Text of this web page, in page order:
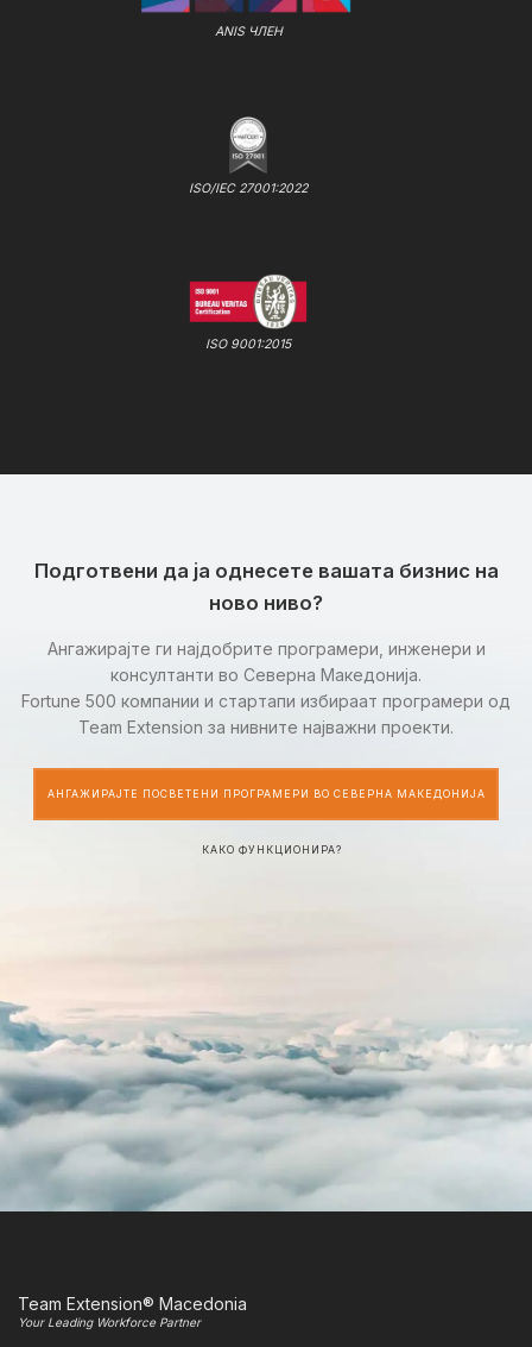
ANIS ЧЛЕН
ISO/IEC 27001:2022
ISO 9001:2015
Подготвени да ја однесете вашата бизнис на
ново ниво?
Ангажирајте ги најдобрите програмери, инженери и
консултанти во Северна Македонија.
Fortune 500 компании и стартапи избираат програмери од
Team Extension за нивните најважни проекти.
АНГАЖИРАЈТЕ ПОСВЕТЕНИ ПРОГРАМЕРИ ВО СЕВЕРНА МАКЕДОНИЈА
КАКО ФУНКЦИОНИРА?
Team Extension® Macedonia
Your Leading Workforce Partner